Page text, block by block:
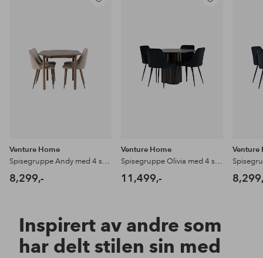
Venture Home
Spisegruppe Andy med 4 stk stoler Night
8,299,-
Venture Home
Spisegruppe Olivia med 4 stk stoler Night
11,499,-
Venture
Inspirert av andre som
har delt stilen sin med